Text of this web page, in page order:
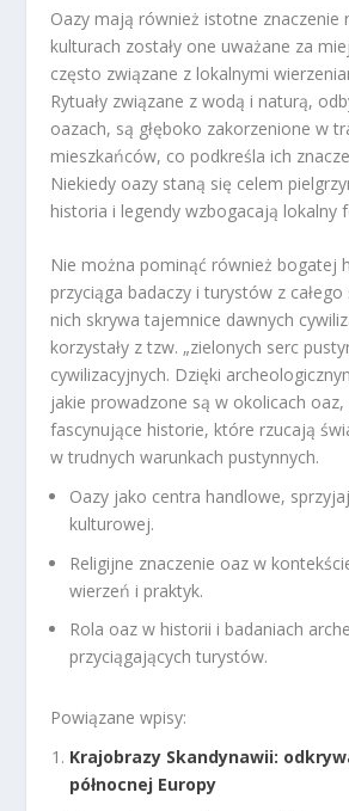
Oazy mają również istotne znaczenie
kulturach zostały one uważane za
często związane z lokalnymi
Rytuały związane z wodą i naturą,
oazach, są głęboko zakorzenione w
mieszkańców, co podkreśla ich
Niekiedy oazy staną się celem
historia i legendy wzbogacają lokalny
Nie można pominąć również bogatej
przyciąga badaczy i turystów z
nich skrywa tajemnice dawnych
korzystały z tzw. „zielonych serc
cywilizacyjnych. Dzięki
jakie prowadzone są w okolicach
fascynujące historie, które rzucają
w trudnych warunkach pustynnych.
Oazy jako centra handlowe,
kulturowej.
Religijne znaczenie oaz w
wierzeń i praktyk.
Rola oaz w historii i badaniach
przyciągających turystów.
Powiązane wpisy:
Krajobrazy Skandynawii:
północnej Europy